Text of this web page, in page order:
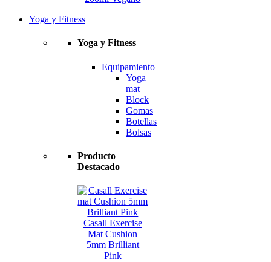
Yoga y Fitness
Yoga y Fitness
Equipamiento
Yoga
mat
Block
Gomas
Botellas
Bolsas
Producto
Destacado
Casall Exercise
Mat Cushion
5mm Brilliant
Pink